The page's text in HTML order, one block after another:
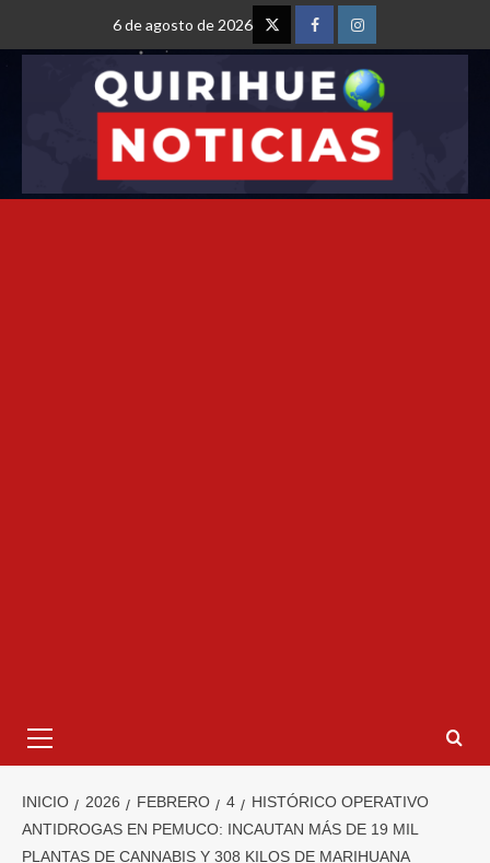
6 de agosto de 2026
INICIO 2026 FEBRERO 4
HISTÓRICO OPERATIVO
ANTIDROGAS EN PEMUCO: INCAUTAN MÁS DE 19 MIL
PLANTAS DE CANNABIS Y 308 KILOS DE MARIHUANA